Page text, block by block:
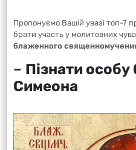
Пропонуємо Вашій увазі топ-7
брати участь у молитовних
блаженного
– Пізнати
Симеона